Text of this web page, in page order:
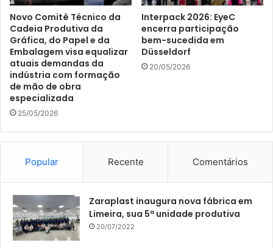
Novo Comitê Técnico da
Cadeia Produtiva da
Gráfica, do Papel e da
Embalagem visa equalizar
atuais demandas da
indústria com formação
de mão de obra
especializada
25/05/2026
Interpack 2026: EyeC
encerra participação
bem-sucedida em
Düsseldorf
20/05/2026
Popular Recente Comentários
Zaraplast inaugura nova fábrica em
Limeira, sua 5ª unidade produtiva
20/07/2022